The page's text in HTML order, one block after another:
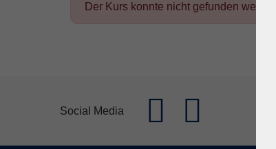
Der Kurs konnte nicht gefunden werden.
Social Media